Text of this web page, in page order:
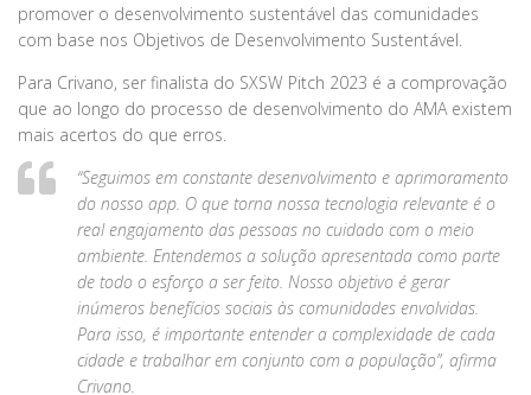
promover o desenvolvimento sustentável das comunidades
com base nos Objetivos de Desenvolvimento Sustentável.
Para Crivano, ser finalista do SXSW Pitch 2023 é a comprovação
que ao longo do processo de desenvolvimento do AMA existem
mais acertos do que erros.
“Seguimos em constante desenvolvimento e aprimoramento
do nosso app. O que torna nossa tecnologia relevante é o
real engajamento das pessoas no cuidado com o meio
ambiente. Entendemos a solução apresentada como parte
de todo o esforço a ser feito. Nosso objetivo é gerar
inúmeros benefícios sociais às comunidades envolvidas.
Para isso, é importante entender a complexidade de cada
cidade e trabalhar em conjunto com a população”, afirma
Crivano.